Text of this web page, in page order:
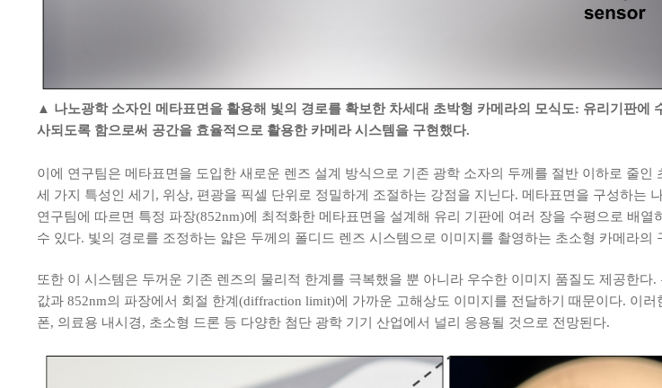
▲ 나노광학 소자인 메타표면을 활용해 빛의 경로를 확보한 차세대 초박형 카메라의 모식도: 유리기판에
사되도록 함으로써 공간을 효율적으로 활용한 카메라 시스템을 구현했다.
이에 연구팀은 메타표면을 도입한 새로운 렌즈 설계 방식으로 기존 광학 소자의 두께를 절반 이하로 줄
세 가지 특성인 세기, 위상, 편광을 픽셀 단위로 정밀하게 조절하는 강점을 지닌다. 메타표면을 구성하는
연구팀에 따르면 특정 파장(852nm)에 최적화한 메타표면을 설계해 유리 기판에 여러 장을 수평으로 배
수 있다. 빛의 경로를 조정하는 얇은 두께의 폴디드 렌즈 시스템으로 이미지를 촬영하는 초소형 카메라의
또한 이 시스템은 두꺼운 기존 렌즈의 물리적 한계를 극복했을 뿐 아니라 우수한 이미지 품질도 제공한
값과 852nm의 파장에서 회절 한계(diffraction limit)에 가까운 고해상도 이미지를 전달하기 때문이다. 이
폰, 의료용 내시경, 초소형 드론 등 다양한 첨단 광학 기기 산업에서 널리 응용될 것으로 전망된다.